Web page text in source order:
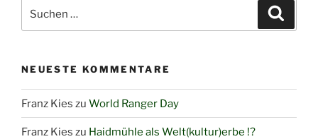
nach:
NEUESTE KOMMENTARE
Franz Kies zu World Ranger Day
Franz Kies zu Haidmühle als Welt(kultur)erbe !?